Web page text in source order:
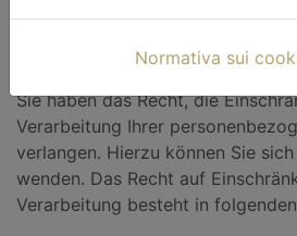
Verarbeitung
Sie haben das Recht, die
Verarbeitung Ihrer
verlangen. Hierzu können Sie
wenden. Das Recht auf
Verarbeitung besteht in
Normativa sui